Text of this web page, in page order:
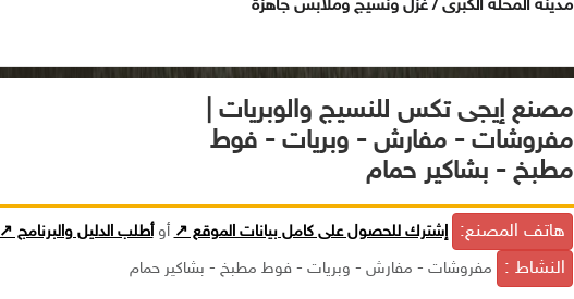
مدينة المحلة الكبرى / غزل ونسيج وملابس جاهزة
مصنع إيجى تكس للنسيج والوبريات |
مفروشات - مفارش - وبريات - فوط
مطبخ - بشاكير حمام
هاتف المصنع: إشترك للحصول على كامل بيانات الموقع ↗ أوأطلب الدليل والبرنامج ↗
النشاط : مفروشات - مفارش - وبريات - فوط مطبخ - بشاكير حمام